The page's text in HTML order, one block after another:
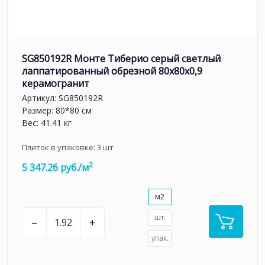
SG850192R Монте Тиберио серый светлый
лаппатированный обрезной 80x80x0,9
керамогранит
Артикул: SG850192R
Размер: 80*80 см
Вес: 41.41 кг
Плиток в упаковке: 3 шт
5 347.26 руб./м2
– +
м2
шт.
упак.